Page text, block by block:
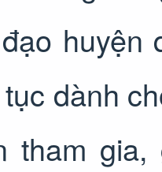
dành
tham